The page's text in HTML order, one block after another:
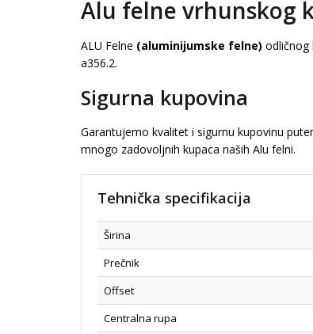
Alu felne vrhunskog
ALU Felne (aluminijumske felne) odličnog
a356.2.
Sigurna kupovina
Garantujemo kvalitet i sigurnu kupovinu
mnogo zadovoljnih kupaca naših Alu felni.
Tehnička specifikacija
Širina
Prečnik
Offset
Centralna rupa